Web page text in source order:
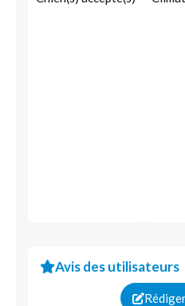
Avis des utilisateurs